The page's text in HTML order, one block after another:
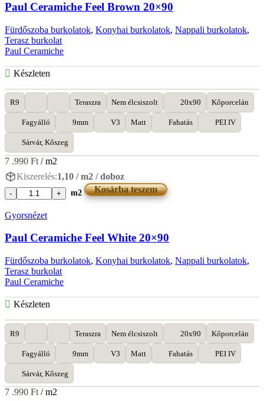
30x60
Paul Ceramiche Feel Brown 20×90
Fürdőszoba burkolatok, Konyhai burkolatok, Nappali burkolatok,
Terasz burkolat
Paul Ceramiche
Készleten
R9 Teraszra Nem élcsiszolt 20x90 Kőporcelán
Fagyálló 9mm V3 Matt Fahatás PEI IV
Sárvár, Kőszeg
7 .990 Ft / m2
Kiszerelés:1,10 / m2 / doboz
Paul
Feel
20x90
m2 Kosárba teszem
Gyorsnézet
Paul Ceramiche Feel White 20×90
Fürdőszoba burkolatok, Konyhai burkolatok, Nappali burkolatok,
Terasz burkolat
Paul Ceramiche
Készleten
R9 Teraszra Nem élcsiszolt 20x90 Kőporcelán
Fagyálló 9mm V3 Matt Fahatás PEI IV
Sárvár, Kőszeg
7 .990 Ft / m2